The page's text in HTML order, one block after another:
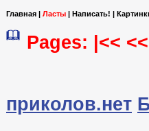
Главная | Ласты | Написать! |
Pages: |<< <<
приколов.нет